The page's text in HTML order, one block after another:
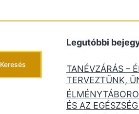
Keresés
Legutóbbi
TANÉVZÁRÁS –
TERVEZTÜNK,
ÉS AZ